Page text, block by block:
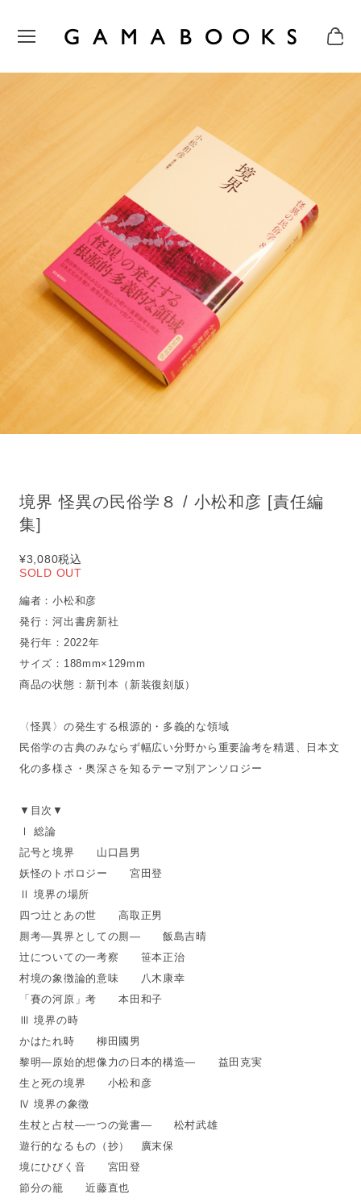
境界 怪異の民俗学８ / 小松和彦 [責任編
集]
¥3,080税込
SOLD OUT
編者：小松和彦
発行：河出書房新社
発行年：2022年
サイズ：188mm×129mm
商品の状態：新刊本（新装復刻版）
〈怪異〉の発生する根源的・多義的な領域
民俗学の古典のみならず幅広い分野から重要論考を精選、日本文
化の多様さ・奥深さを知るテーマ別アンソロジー
▼目次▼
Ⅰ 総論
記号と境界 山口昌男
妖怪のトポロジー 宮田登
Ⅱ 境界の場所
四つ辻とあの世 高取正男
厠考―異界としての厠― 飯島吉晴
辻についての一考察 笹本正治
村境の象徴論的意味 八木康幸
「賽の河原」考 本田和子
Ⅲ 境界の時
かはたれ時 柳田國男
黎明―原始的想像力の日本的構造― 益田克実
生と死の境界 小松和彦
Ⅳ 境界の象徴
生杖と占杖―一つの覚書― 松村武雄
遊行的なるもの（抄） 廣末保
境にひびく音 宮田登
節分の籠 近藤直也